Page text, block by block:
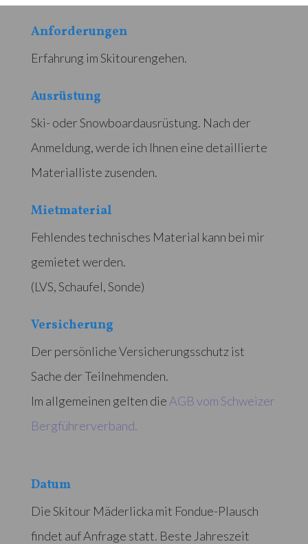
Anforderungen
Erfahrung im Skitourengehen.
Ausrüstung
Ski- oder Snowboardausrüstung. Nach der
Anmeldung, werde ich Ihnen eine detaillierte
Materialliste zusenden.
Mietmaterial
Fehlendes technisches Material kann bei mir
gemietet werden.
(LVS, Schaufel, Sonde)
Versicherung
Der persönliche Versicherungsschutz ist
Sache der Teilnehmenden.
Im allgemeinen gelten die AGB vom Schweizer
Bergführerverband.
Datum
Die Skitour Mäderlicka mit Fondue-Plausch
findet auf Anfrage statt. Beste Jahreszeit